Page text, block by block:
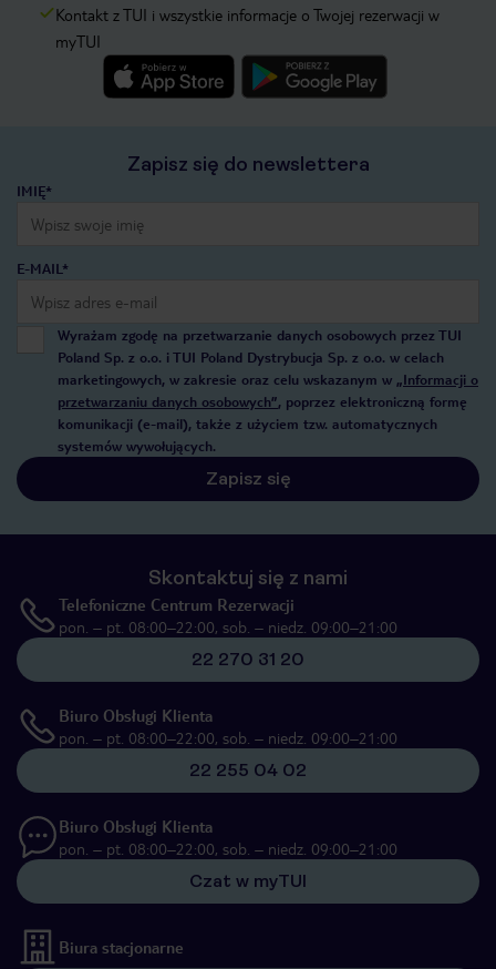
Kontakt z TUI i wszystkie informacje o Twojej rezerwacji w
myTUI
Zapisz się do newslettera
IMIĘ*
E-MAIL*
Wyrażam zgodę na przetwarzanie danych osobowych przez TUI
Poland Sp. z o.o. i TUI Poland Dystrybucja Sp. z o.o. w celach
marketingowych, w zakresie oraz celu wskazanym w „Informacji o
przetwarzaniu danych osobowych”, poprzez elektroniczną formę
komunikacji (e-mail), także z użyciem tzw. automatycznych
systemów wywołujących.
Zapisz się
Skontaktuj się z nami
Telefoniczne Centrum Rezerwacji
pon. – pt. 08:00–22:00, sob. – niedz. 09:00–21:00
22 270 31 20
Biuro Obsługi Klienta
pon. – pt. 08:00–22:00, sob. – niedz. 09:00–21:00
22 255 04 02
Biuro Obsługi Klienta
pon. – pt. 08:00–22:00, sob. – niedz. 09:00–21:00
Czat w myTUI
Biura stacjonarne